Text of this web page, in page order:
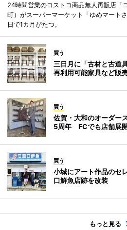
24時間営業のコストコ商品無人再販店「
町）がスーパーマーケット「ゆめマート
日で1カ月がたつ。
買う
三日月に「古材と古道
再利用可能家具など販
買う
佐賀・大和のオーダー
5周年 FCでも店舗展
買う
小城にアート作品の
口鮮魚店跡を改装
もっと見る